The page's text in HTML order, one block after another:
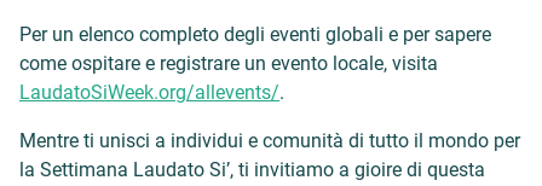
Per un elenco completo degli eventi globali e per sapere
come ospitare e registrare un evento locale, visita
LaudatoSiWeek.org/allevents/.
Mentre ti unisci a individui e comunità di tutto il mondo per
la Settimana Laudato Si’, ti invitiamo a gioire di questa